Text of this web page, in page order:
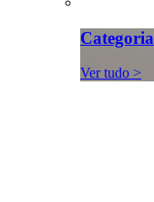
Categoria
Ver tudo >